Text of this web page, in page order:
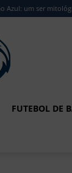
Azul: um ser
FUTEBOL DE